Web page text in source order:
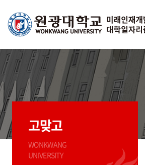
고맞고
WONKWANG
UNIVERSITY